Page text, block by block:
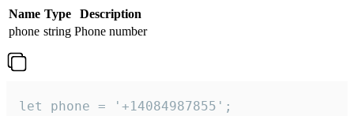
Name Type
Description
phone string Phone number
let phone = '+14084987855';